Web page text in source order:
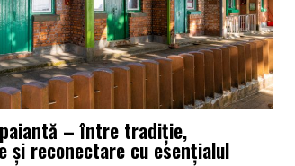
– între tradiție,
și reconectare cu esențialul